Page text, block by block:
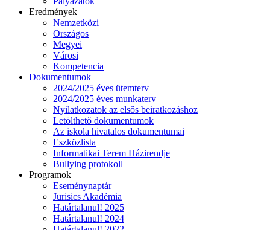
Eredmények
Nemzetközi
Országos
Megyei
Városi
Kompetencia
Dokumentumok
2024/2025 éves ütemterv
2024/2025 éves munkaterv
Nyilatkozatok az elsős beiratkozáshoz
Letölthető dokumentumok
Az iskola hivatalos dokumentumai
Eszközlista
Informatikai Terem Házirendje
Bullying protokoll
Programok
Eseménynaptár
Jurisics Akadémia
Határtalanul! 2025
Határtalanul! 2024